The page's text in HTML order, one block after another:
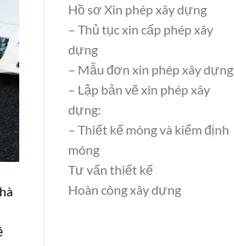
Hồ sơ Xin phép xây dựng
– Thủ tục xin cấp phép xây
dựng
– Mẫu đơn xin phép xây dựng
– Lập bản vẽ xin phép xây
dựng:
– Thiết kế móng và kiểm định
móng
Tư vấn thiết kế
Hoàn công xây dựng